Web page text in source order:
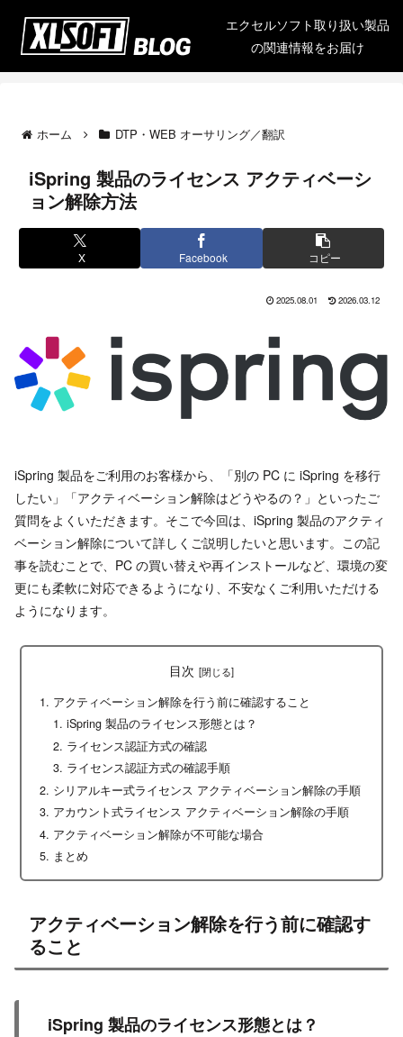
エクセルソフト取り扱い製品
の関連情報をお届け
ホーム DTP・WEB オーサリング／翻訳
iSpring 製品のライセンス アクティベーシ
ョン解除方法
X Facebook コピー
2025.08.01 2026.03.12
iSpring 製品をご利用のお客様から、「別の PC に iSpring を移行
したい」「アクティベーション解除はどうやるの？」といったご
質問をよくいただきます。そこで今回は、iSpring 製品のアクティ
ベーション解除について詳しくご説明したいと思います。この記
事を読むことで、PC の買い替えや再インストールなど、環境の変
更にも柔軟に対応できるようになり、不安なくご利用いただける
ようになります。
目次
アクティベーション解除を行う前に確認すること
iSpring 製品のライセンス形態とは？
ライセンス認証方式の確認
ライセンス認証方式の確認手順
シリアルキー式ライセンス アクティベーション解除の手順
アカウント式ライセンス アクティベーション解除の手順
アクティベーション解除が不可能な場合
まとめ
アクティベーション解除を行う前に確認す
ること
iSpring 製品のライセンス形態とは？